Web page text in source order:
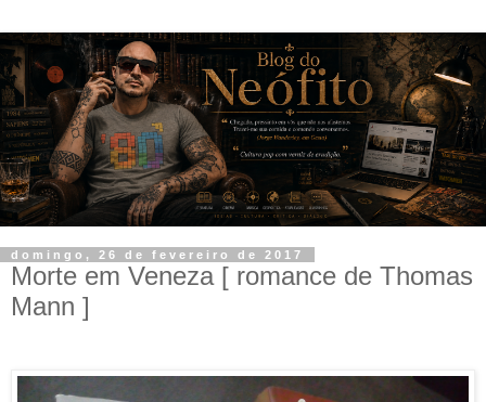
domingo, 26 de fevereiro de 2017
Morte em Veneza [ romance de Thomas
Mann ]